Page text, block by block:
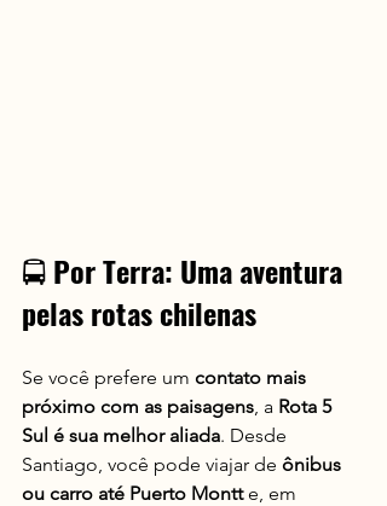
🚍 Por Terra: Uma aventura
pelas rotas chilenas
Se você prefere um contato mais
próximo com as paisagens, a Rota 5
Sul é sua melhor aliada. Desde
Santiago, você pode viajar de ônibus
ou carro até Puerto Montt e, em